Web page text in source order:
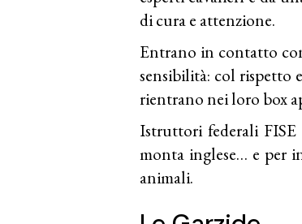
di cura e attenzione.
Entrano in contatto
sensibilità: col rispetto
rientrano nei loro box
Istruttori federali
monta inglese… e per
animali.